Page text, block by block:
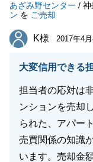
あざみ野センター / 神
ン を ご売却
K様
K様 2017年4月
大変信用できる
担当者の応対は
ンションを売却
られた、アパー
売買関係の知識
います。売却